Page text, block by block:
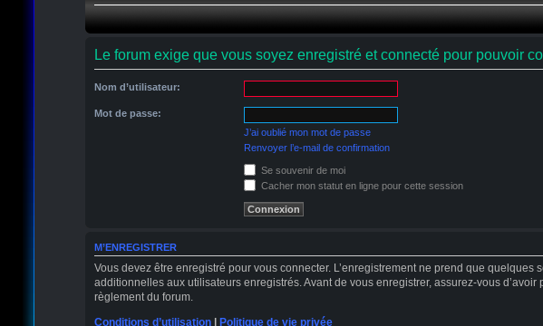
Le forum exige que vous soyez enregistré et connecté pour pouvoir
Nom d’utilisateur:
Mot de passe:
J’ai oublié mon mot de passe
Renvoyer l’e-mail de confirmation
Se souvenir de moi
Cacher mon statut en ligne pour cette session
M’ENREGISTRER
Vous devez être enregistré pour vous connecter. L’enregistrement ne prend que
additionnelles aux utilisateurs enregistrés. Avant de vous enregistrer, assurez-vous
règlement du forum.
Conditions d’utilisation| Politique de vie privée